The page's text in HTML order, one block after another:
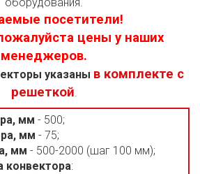
посетители!
цены у наших
менеджеров.
указаны в комплекте с
решеткой.
мм - 500;
мм - 75;
мм - 500-2000 (шаг 100 мм);
конвектора: